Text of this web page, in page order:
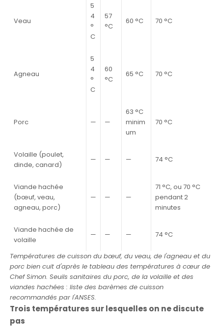
Veau
5
4
°
C
57
°C
60 °C 70 °C
Agneau
5
4
°
C
60
°C
65 °C 70 °C
Porc — —
63 °C
minim
um
70 °C
Volaille (poulet,
dinde, canard)
— — — 74 °C
Viande hachée
(bœuf, veau,
agneau, porc)
— — —
71 °C, ou 70 °C
pendant 2
minutes
Viande hachée de
volaille
— — — 74 °C
Températures de cuisson du bœuf, du veau, de l'agneau et du
porc bien cuit d'après le tableau des températures à cœur de
Chef Simon. Seuils sanitaires du porc, de la volaille et des
viandes hachées : liste des barèmes de cuisson
recommandés par l'ANSES.
Trois températures sur lesquelles on ne discute
pas